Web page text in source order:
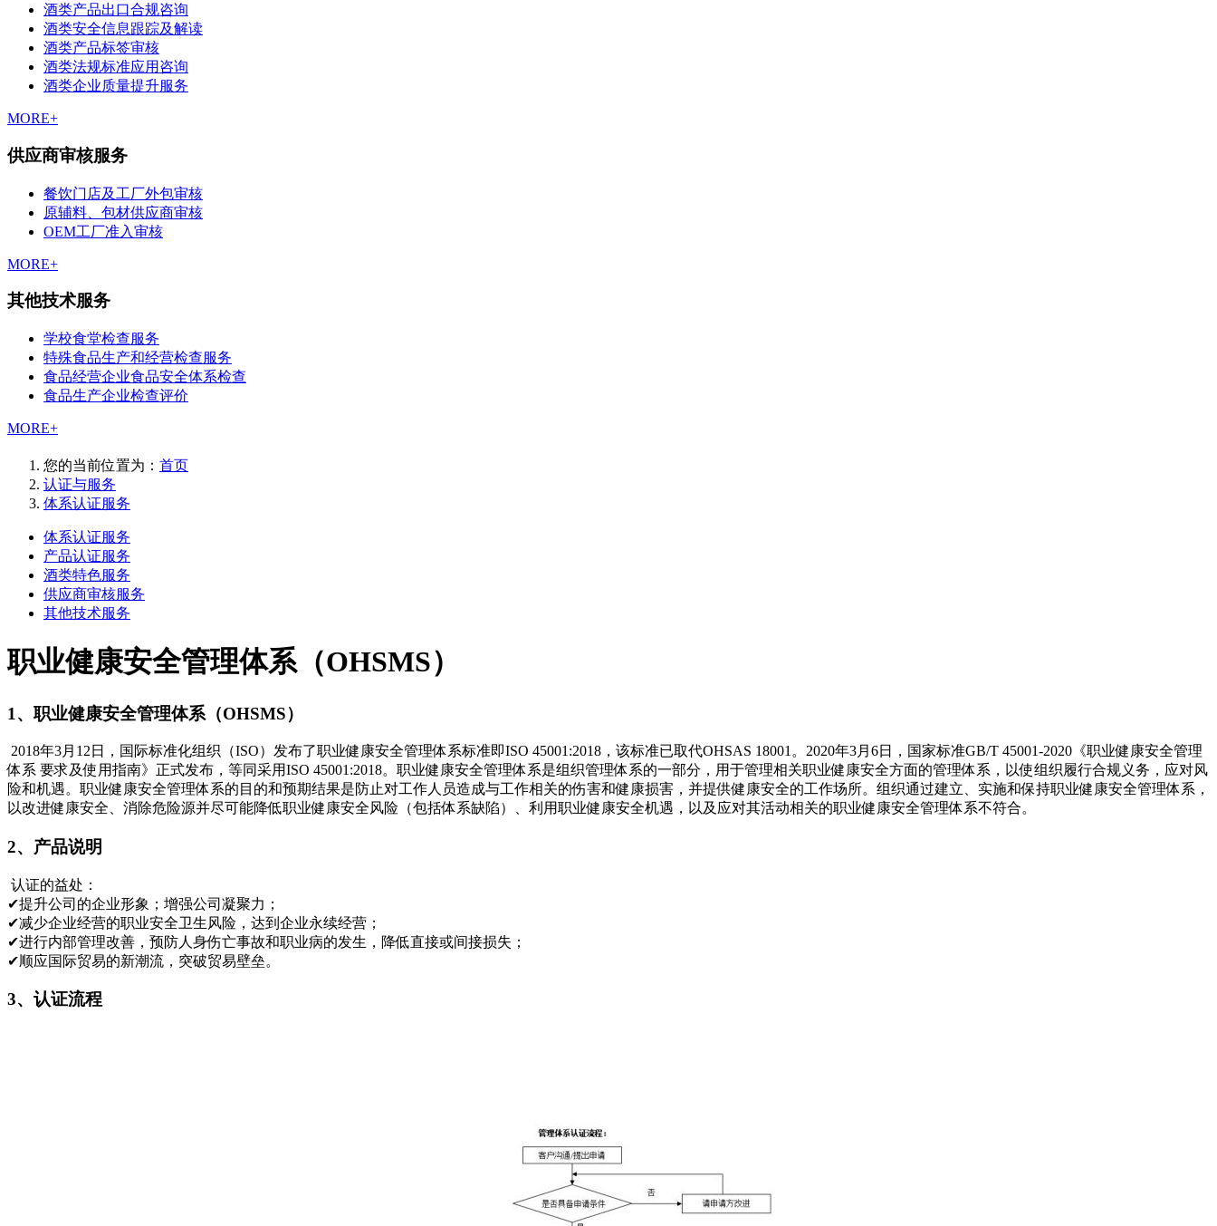
酒类产品出口合规咨询
酒类安全信息跟踪及解读
酒类产品标签审核
酒类法规标准应用咨询
酒类企业质量提升服务
MORE+
供应商审核服务
餐饮门店及工厂外包审核
原辅料、包材供应商审核
OEM工厂准入审核
MORE+
其他技术服务
学校食堂检查服务
特殊食品生产和经营检查服务
食品经营企业食品安全体系检查
食品生产企业检查评价
MORE+
您的当前位置为： 首页
认证与服务
体系认证服务
体系认证服务
产品认证服务
酒类特色服务
供应商审核服务
其他技术服务
职业健康安全管理体系（OHSMS）
1、职业健康安全管理体系（OHSMS）
2018年3月12日，国际标准化组织（ISO）发布了职业健康安全管理体系标准即ISO 45001:2018，该标准已取代OHSAS 18001。2020年3月6日，国家标准GB/T 45001-2020《职业健康安全管理
体系 要求及使用指南》正式发布，等同采用ISO 45001:2018。职业健康安全管理体系是组织管理体系的一部分，用于管理相关职业健康安全方面的管理体系，以使组织履行合规义务，应对风
险和机遇。职业健康安全管理体系的目的和预期结果是防止对工作人员造成与工作相关的伤害和健康损害，并提供健康安全的工作场所。组织通过建立、实施和保持职业健康安全管理体系，
以改进健康安全、消除危险源并尽可能降低职业健康安全风险（包括体系缺陷）、利用职业健康安全机遇，以及应对其活动相关的职业健康安全管理体系不符合。
2、产品说明
认证的益处：
✔提升公司的企业形象；增强公司凝聚力；
✔减少企业经营的职业安全卫生风险，达到企业永续经营；
✔进行内部管理改善，预防人身伤亡事故和职业病的发生，降低直接或间接损失；
✔顺应国际贸易的新潮流，突破贸易壁垒。
3、认证流程